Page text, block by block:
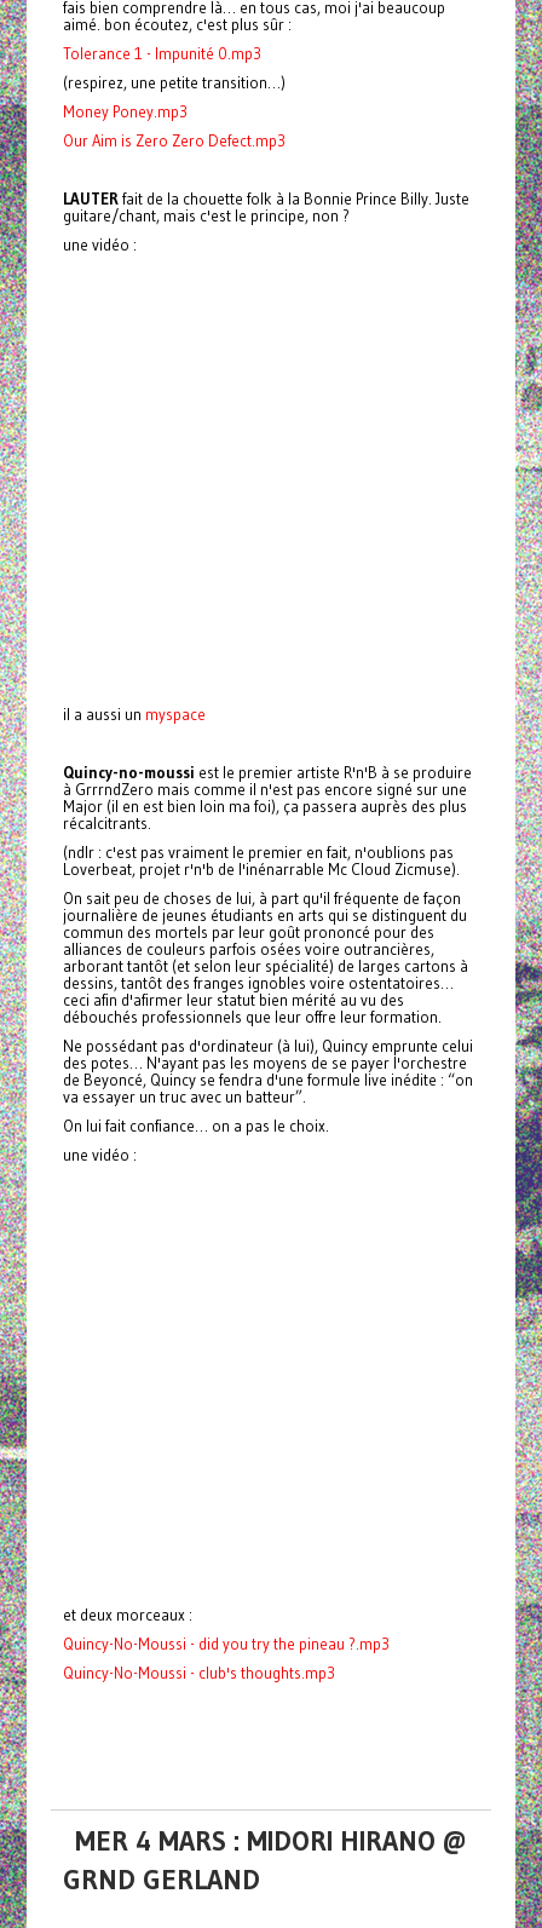
fais bien comprendre là… en tous cas, moi j'ai beaucoup
aimé. bon écoutez, c'est plus sûr :
Tolerance 1 - Impunité 0.mp3
(respirez, une petite transition…)
Money Poney.mp3
Our Aim is Zero Zero Defect.mp3
LAUTERfait de la chouette folk à la Bonnie Prince Billy. Juste
guitare/chant, mais c'est le principe, non ?
une vidéo :
il a aussi un myspace
Quincy-no-moussi est le premier artiste R'n'B à se produire
à GrrrndZero mais comme il n'est pas encore signé sur une
Major (il en est bien loin ma foi), ça passera auprès des plus
récalcitrants.
(ndlr : c'est pas vraiment le premier en fait, n'oublions pas
Loverbeat, projet r'n'b de l'inénarrable Mc Cloud Zicmuse).
On sait peu de choses de lui, à part qu'il fréquente de façon
journalière de jeunes étudiants en arts qui se distinguent du
commun des mortels par leur goût prononcé pour des
alliances de couleurs parfois osées voire outrancières,
arborant tantôt (et selon leur spécialité) de larges cartons à
dessins, tantôt des franges ignobles voire ostentatoires…
ceci afin d'afirmer leur statut bien mérité au vu des
débouchés professionnels que leur offre leur formation.
Ne possédant pas d'ordinateur (à lui), Quincy emprunte celui
des potes… N'ayant pas les moyens de se payer l'orchestre
de Beyoncé, Quincy se fendra d'une formule live inédite : “on
va essayer un truc avec un batteur”.
On lui fait confiance… on a pas le choix.
une vidéo :
et deux morceaux :
Quincy-No-Moussi - did you try the pineau ?.mp3
Quincy-No-Moussi - club's thoughts.mp3
MER 4 MARS : MIDORI HIRANO @
GRND GERLAND